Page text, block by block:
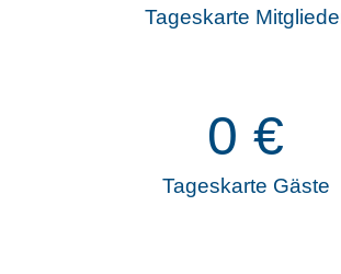
Tageskarte
0 €
Tageskarte Gäste